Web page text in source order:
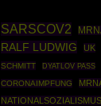
SARSCOV2
RALF LUDWIG UK
SCHMITT
DYATLOV PASS
CORONAIMPFUNG
NATIONALSOZIALISMUS